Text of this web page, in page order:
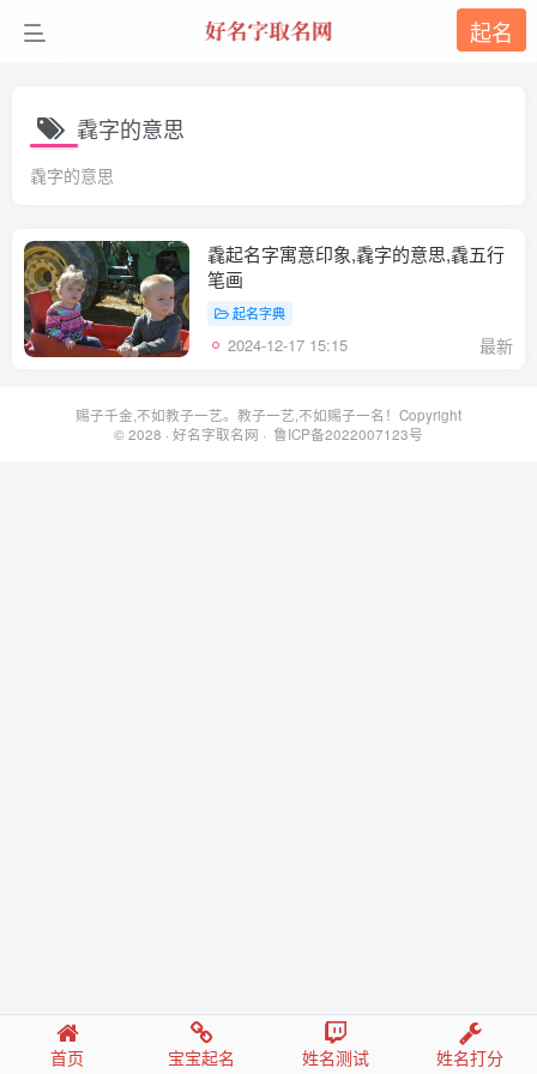
起名
毳字的意思
毳字的意思
毳起名字寓意印象,毳字的意思,毳五行
笔画
起名字典
2024-12-17 15:15 最新
赐子千金,不如教子一艺。教子一艺,不如赐子一名！Copyright
© 2028 · 好名字取名网 · 鲁ICP备2022007123号
首页 宝宝起名 姓名测试 姓名打分